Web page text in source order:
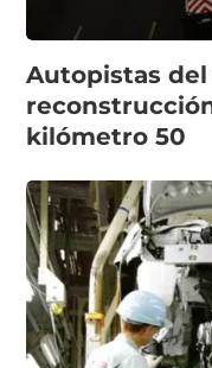
Autopistas del
kilómetro 50